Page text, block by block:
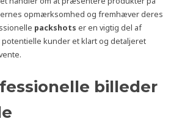
opmærksomhed og fremhæver deres
packshots er en vigtig del af
kunder et klart og detaljeret
billeder